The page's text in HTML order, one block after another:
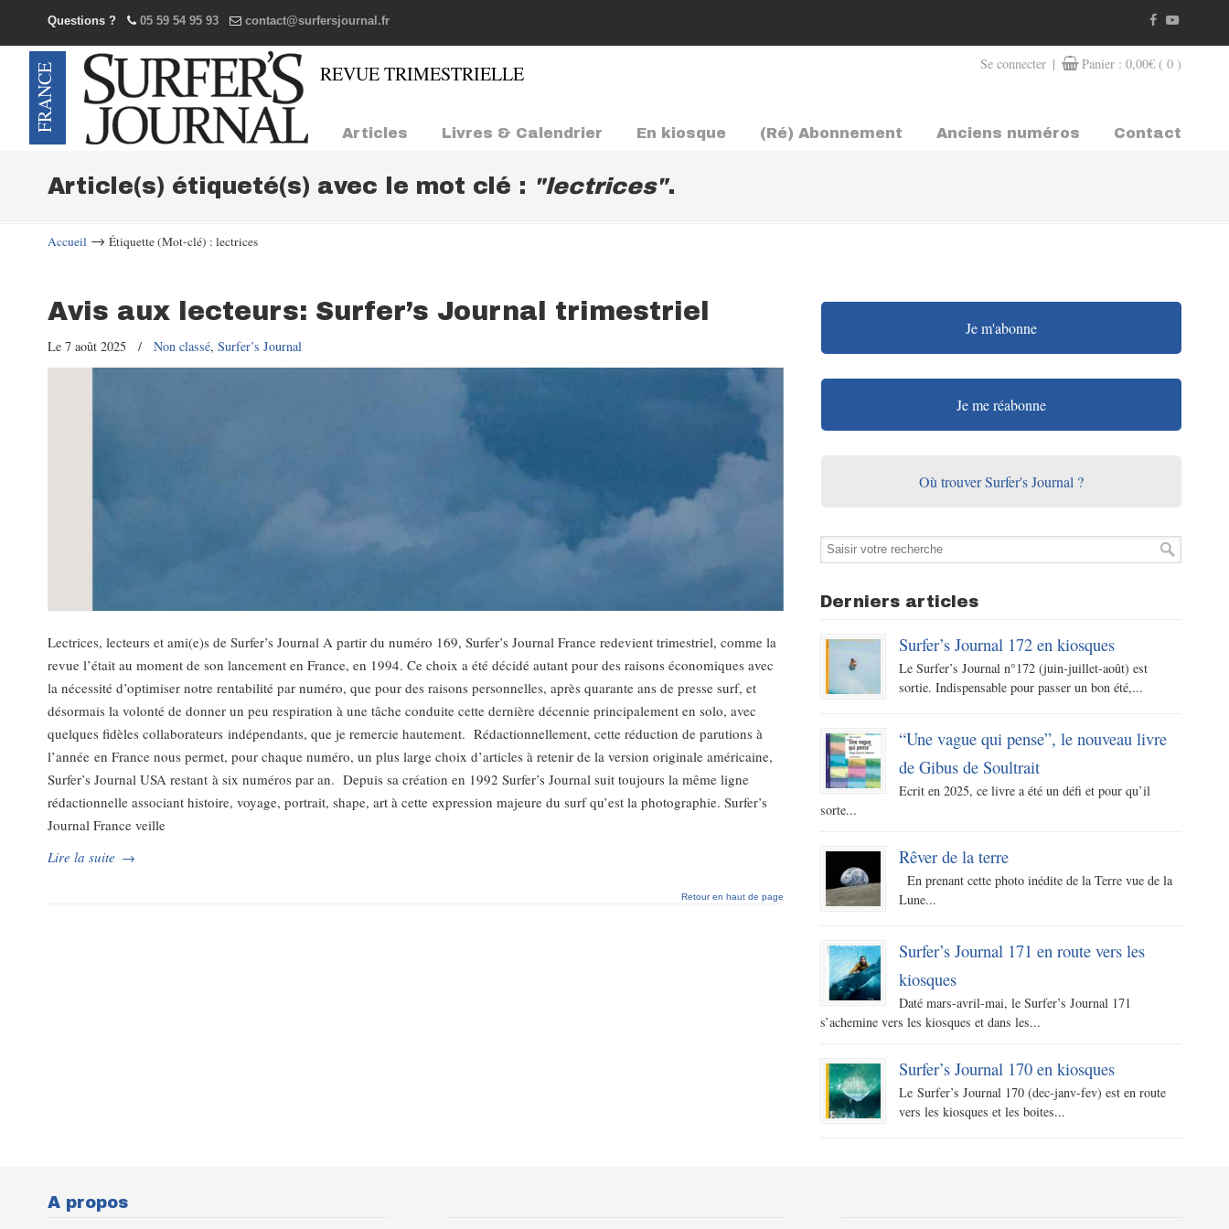
Questions ? 05 59 54 95 93 contact@surfersjournal.fr
Se connecter | Panier : 0,00€ ( 0 )
Articles Livres & Calendrier En kiosque (Ré) Abonnement Anciens numéros Contact
Navigation
Article(s) étiqueté(s) avec le mot clé : "lectrices".
Accueil → Étiquette (Mot-clé) : lectrices
Avis aux lecteurs: Surfer’s Journal trimestriel
Le 7 août 2025 / Non classé, Surfer’s Journal
Lectrices, lecteurs et ami(e)s de Surfer’s Journal A partir du numéro 169, Surfer’s Journal France redevient trimestriel, comme la
revue l’était au moment de son lancement en France, en 1994. Ce choix a été décidé autant pour des raisons économiques avec
la nécessité d’optimiser notre rentabilité par numéro, que pour des raisons personnelles, après quarante ans de presse surf, et
désormais la volonté de donner un peu respiration à une tâche conduite cette dernière décennie principalement en solo, avec
quelques fidèles collaborateurs indépendants, que je remercie hautement. Rédactionnellement, cette réduction de parutions à
l’année en France nous permet, pour chaque numéro, un plus large choix d’articles à retenir de la version originale américaine,
Surfer’s Journal USA restant à six numéros par an. Depuis sa création en 1992 Surfer’s Journal suit toujours la même ligne
rédactionnelle associant histoire, voyage, portrait, shape, art à cette expression majeure du surf qu’est la photographie. Surfer’s
Journal France veille
Lire la suite →
Retour en haut de page
Je m'abonne
Je me réabonne
Où trouver Surfer's Journal ?
Derniers articles
Surfer’s Journal 172 en kiosques
Le Surfer’s Journal n°172 (juin-juillet-août) est
sortie. Indispensable pour passer un bon été,...
“Une vague qui pense”, le nouveau livre
de Gibus de Soultrait
Ecrit en 2025, ce livre a été un défi et pour qu’il
sorte...
Rêver de la terre
En prenant cette photo inédite de la Terre vue de la
Lune...
Surfer’s Journal 171 en route vers les
kiosques
Daté mars-avril-mai, le Surfer’s Journal 171
s’achemine vers les kiosques et dans les...
Surfer’s Journal 170 en kiosques
Le Surfer’s Journal 170 (dec-janv-fev) est en route
vers les kiosques et les boites...
A propos